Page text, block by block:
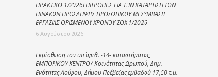
ΠΡΑΚΤΙΚΟ 1/2026ΕΠΙΤΡΟΠΗΣ ΓΙΑ ΤΗΝ ΚΑΤΑΡΤΙΣΗ ΤΩΝ
ΠΙΝΑΚΩΝ ΠΡΟΣΛΗΨΗΣ ΠΡΟΣΩΠΙΚΟΥ ΜΕΣΥΜΒΑΣΗ
ΕΡΓΑΣΙΑΣ ΟΡΙΣΜΕΝΟΥ ΧΡΟΝΟΥ ΣΟΧ 1/2026
6 Αυγούστου 2026
Εκμίσθωση του υπ΄ αριθ. -14- καταστήματος,
ΕΜΠΟΡΙΚΟΥ ΚΕΝΤΡΟΥ Κοινότητας Ωρωπού, Δημ.
Ενότητας Λούρου, Δήμου Πρέβεζας εμβαδού 17,50 τ.μ.